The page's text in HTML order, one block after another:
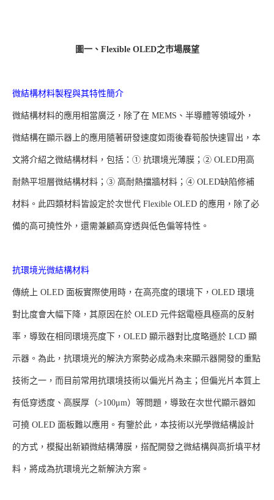
圖一、Flexible OLED之市場展望
微結構材料製程與其特性簡介
微結構材料的應用相當廣泛，除了在 MEMS、半導體等領域外，
微結構在顯示器上的應用隨著研發速度如雨後春筍般快速冒出，本
文將介紹之微結構材料，包括：① 抗環境光薄膜；② OLED用高
耐熱平坦層微結構材料；③ 高耐熱擋牆材料；④ OLED缺陷修補
材料。此四類材料皆設定於次世代 Flexible OLED 的應用，除了必
備的高可撓性外，還需兼顧高穿透與低色偏等特性。
抗環境光微結構材料
傳統上 OLED 面板實際使用時，在高亮度的環境下，OLED 環境
對比度會大幅下降，其原因在於 OLED 元件鋁電極具極高的反射
率，導致在相同環境亮度下，OLED 顯示器對比度略遜於 LCD 顯
示器。為此，抗環境光的解決方案勢必成為未來顯示器開發的重點
技術之一，而目前常用抗環境技術以偏光片為主；但偏光片本質上
有低穿透度、高膜厚（>100μm）等問題，導致在次世代顯示器如
可撓 OLED 面板難以應用。有鑒於此，本技術以光學微結構設計
的方式，模擬出新穎微結構薄膜，搭配開發之微結構與高折填平材
料，將成為抗環境光之新解決方案。